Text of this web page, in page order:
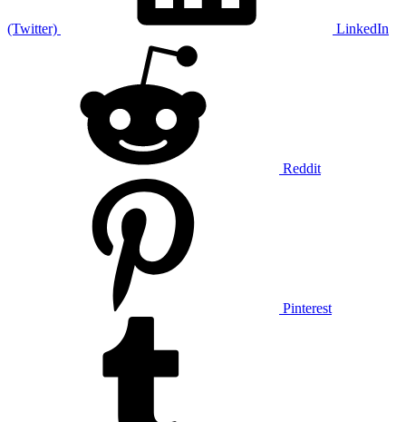
(Twitter) LinkedIn
Reddit
Pinterest